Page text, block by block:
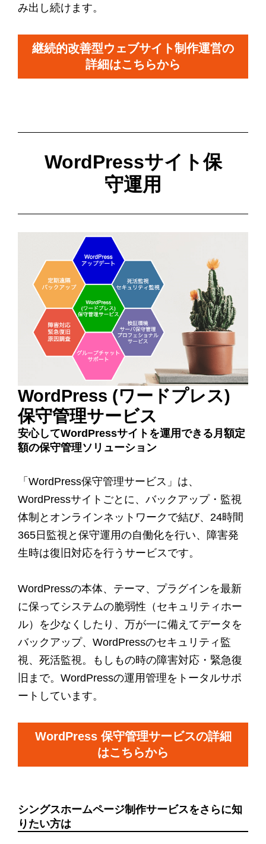
み出し続けます。
継続的改善型ウェブサイト制作運営の
詳細はこちらから
WordPressサイト保
守運用
WordPress (ワードプレス)
保守管理サービス
安心してWordPressサイトを運用できる月額定
額の保守管理ソリューション
「WordPress保守管理サービス」は、
WordPressサイトごとに、バックアップ・監視
体制とオンラインネットワークで結び、24時間
365日監視と保守運用の自働化を行い、障害発
生時は復旧対応を行うサービスです。
WordPressの本体、テーマ、プラグインを最新
に保ってシステムの脆弱性（セキュリティホー
ル）を少なくしたり、万が一に備えてデータを
バックアップ、WordPressのセキュリティ監
視、死活監視。もしもの時の障害対応・緊急復
旧まで。WordPressの運用管理をトータルサポ
ートしています。
WordPress 保守管理サービスの詳細
はこちらから
シングスホームページ制作サービスをさらに知
りたい方は